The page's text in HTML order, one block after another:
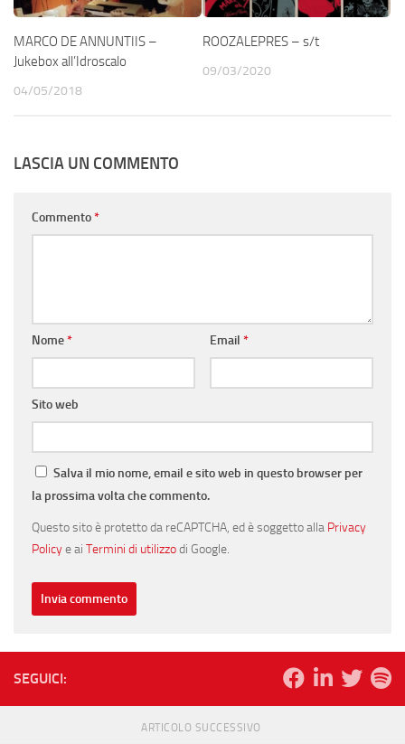
MARCO DE ANNUNTIIS –
Jukebox all’Idroscalo
04/05/2018
ROOZALEPRES – s/t
09/03/2020
LASCIA UN COMMENTO
Commento*
Nome* Email *
Sito web
Salva il mio nome, email e sito web in questo browser per
la prossima volta che commento.
Questo sito è protetto da reCAPTCHA, ed è soggetto alla Privacy
Policye ai Termini di utilizzodi Google.
SEGUICI:
ARTICOLO SUCCESSIVO